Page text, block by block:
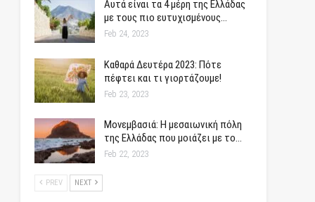
Αυτά είναι τα 4 μέρη της Ελλάδας
με τους πιο ευτυχισμένους…
Feb 24, 2023
Καθαρά Δευτέρα 2023: Πότε
πέφτει και τι γιορτάζουμε!
Feb 23, 2023
Μονεμβασιά: Η μεσαιωνική πόλη
της Ελλάδας που μοιάζει με το…
Feb 22, 2023
PREV NEXT